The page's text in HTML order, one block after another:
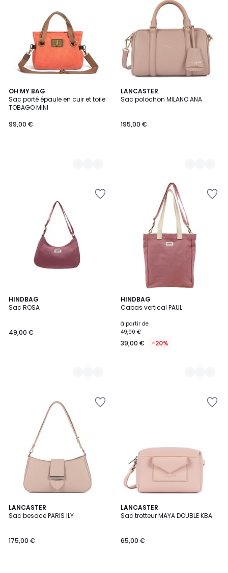
OH MY BAG
Sac porté épaule en cuir et toile
TOBAGO MINI
99,00 €
13
Couleurs
LANCASTER
Sac polochon MILANO ANA
195,00 €
10
Couleurs
HINDBAG
Sac ROSA
49,00 €
8
Couleurs
HINDBAG
Cabas vertical PAUL
à partir de
49,00 €
39,00 € -20%
10
Couleurs
LANCASTER
Sac besace PARIS ILY
175,00 €
7
Couleurs
LANCASTER
Sac trotteur MAYA DOUBLE KBA
65,00 €
7
Couleurs